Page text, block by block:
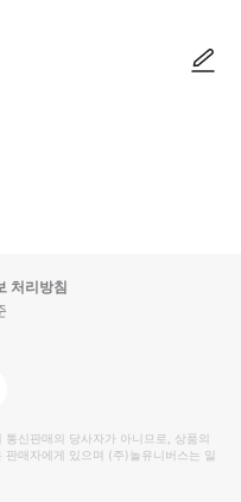
처리방침
신판매의 당사자가 아니므로, 상품의
판매자에게 있으며 (주)놀유니버스는 일